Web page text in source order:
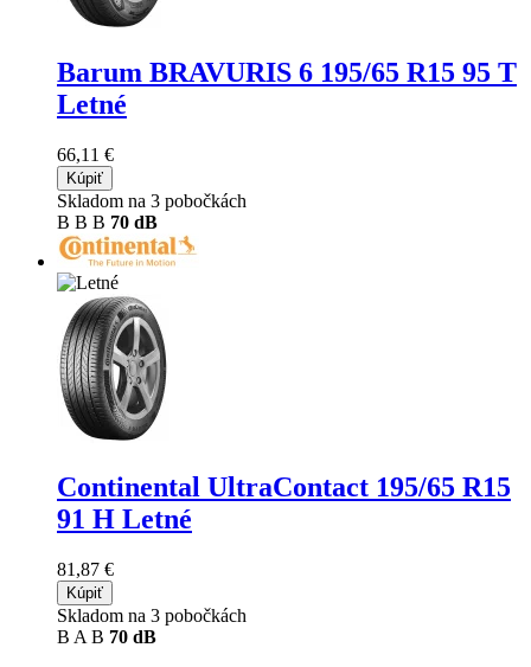
Barum BRAVURIS 6 195/65 R15 95 T
Letné
66,11 €
Kúpiť
Skladom na 3 pobočkách
B B B 70 dB
Continental UltraContact 195/65 R15
91 H Letné
81,87 €
Kúpiť
Skladom na 3 pobočkách
B A B 70 dB